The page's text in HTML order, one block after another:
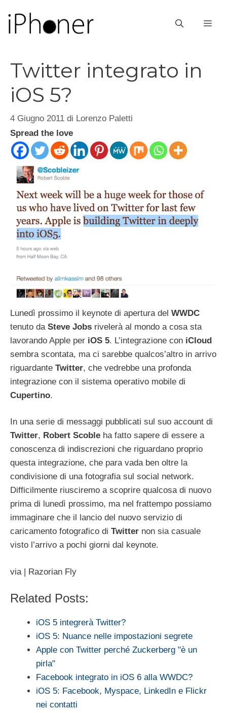
contenuto
Twitter integrato in
iOS 5?
4 Giugno 2011 di Lorenzo Paletti
Spread the love
Lunedì prossimo il keynote di apertura del WWDC
tenuto da Steve Jobs rivelerà al mondo a cosa sta
lavorando Apple per iOS 5. L’integrazione con iCloud
sembra scontata, ma ci sarebbe qualcos’altro in arrivo
riguardante Twitter, che vedrebbe una profonda
integrazione con il sistema operativo mobile di
Cupertino.
In una serie di messaggi pubblicati sul suo account di
Twitter, Robert Scoble ha fatto sapere di essere a
conoscenza di indiscrezioni che riguardano proprio
questa integrazione, che para vada ben oltre la
condivisione di una fotografia sul social network.
Difficilmente riusciremo a scoprire qualcosa di nuovo
prima di lunedì prossimo, ma nel frattempo possiamo
immaginare che il lancio del nuovo servizio di
caricamento fotografico di Twitter non sia casuale
visto l’arrivo a pochi giorni dal keynote.
via | Razorian Fly
Related Posts:
iOS 5 integrerà Twitter?
iOS 5: Nuance nelle impostazioni segrete
Apple con Twitter perché Zuckerberg "è un
pirla"
Facebook integrato in iOS 6 alla WWDC?
iOS 5: Facebook, Myspace, LinkedIn e Flickr
nei contatti